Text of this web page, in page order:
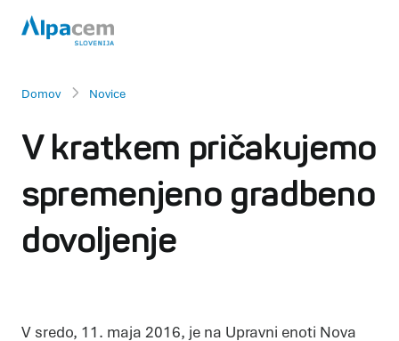
Domov Novice
V kratkem pričakujemo
spremenjeno gradbeno
dovoljenje
V sredo, 11. maja 2016, je na Upravni enoti Nova